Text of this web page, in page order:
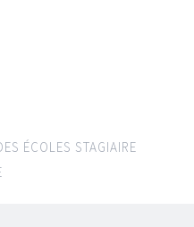
ÉCOLES STAGIAIRE